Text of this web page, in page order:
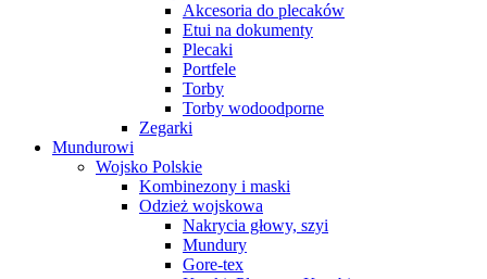
Akcesoria do plecaków
Etui na dokumenty
Plecaki
Portfele
Torby
Torby wodoodporne
Zegarki
Mundurowi
Wojsko Polskie
Kombinezony i maski
Odzież wojskowa
Nakrycia głowy, szyi
Mundury
Gore-tex